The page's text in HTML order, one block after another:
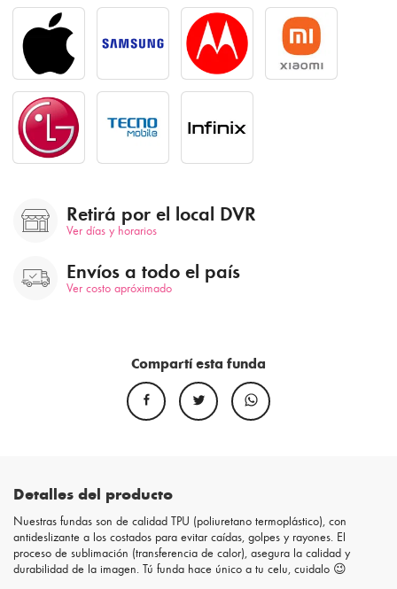
Retirá por el local DVR
Ver días y horarios
Envíos a todo el país
Ver costo apróximado
Compartí esta funda
Detalles del producto
Nuestras fundas son de calidad TPU (poliuretano termoplástico), con
antideslizante a los costados para evitar caídas, golpes y rayones. El
proceso de sublimación (transferencia de calor), asegura la calidad y
durabilidad de la imagen. Tú funda hace único a tu celu, cuidalo 😉